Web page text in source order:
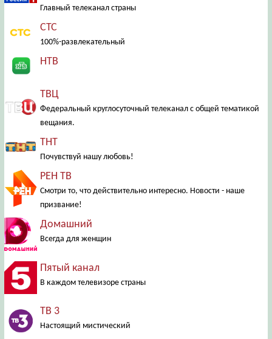
Главный телеканал страны
СТС
100%-развлекательный
НТВ
ТВЦ
Федеральный круглосуточный телеканал с общей тематикой
вещания.
ТНТ
Почувствуй нашу любовь!
РЕН ТВ
Смотри то, что действительно интересно. Новости - наше
призвание!
Домашний
Всегда для женщин
Пятый канал
В каждом телевизоре страны
ТВ 3
Настоящий мистический